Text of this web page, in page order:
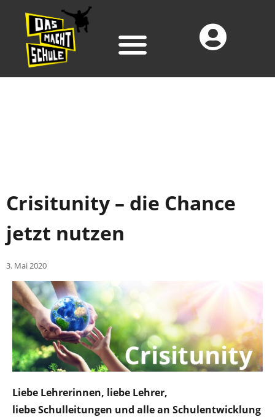
Crisitunity – die Chance
jetzt nutzen
3. Mai 2020
Liebe Lehrerinnen, liebe Lehrer,
liebe Schulleitungen und alle an Schulentwicklung